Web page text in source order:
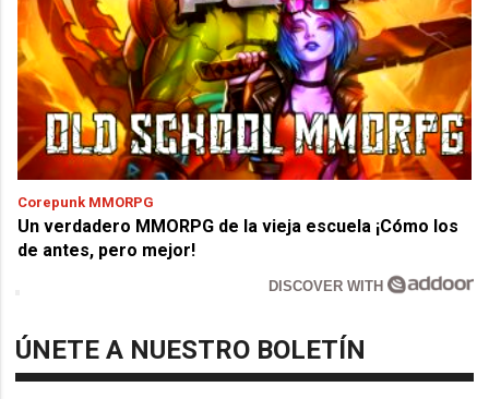
Corepunk MMORPG
Un verdadero MMORPG de la vieja escuela ¡Cómo los
de antes, pero mejor!
DISCOVER WITH
ÚNETE A NUESTRO BOLETÍN